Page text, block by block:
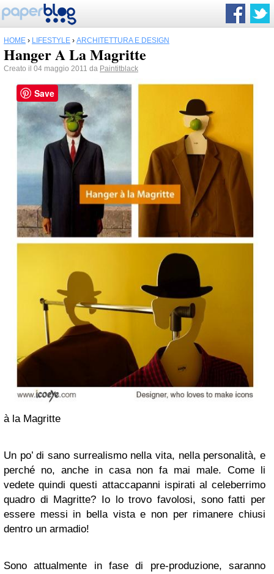
HOME › LIFESTYLE › ARCHITETTURA E DESIGN
Hanger A La Magritte
Creato il 04 maggio 2011 da Paintitblack
à la Magritte
Un po’ di sano surrealismo nella vita, nella personalità, e
perché no, anche in casa non fa mai male. Come li
vedete quindi questi attaccapanni ispirati al celeberrimo
quadro di Magritte? Io lo trovo favolosi, sono fatti per
essere messi in bella vista e non per rimanere chiusi
dentro un armadio!
Sono attualmente in fase di pre-produzione, saranno
Save